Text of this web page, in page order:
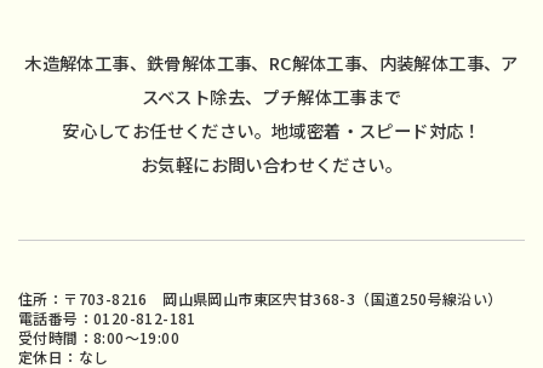
木造解体工事、鉄骨解体工事、RC解体工事、内装解体工事、ア
スベスト除去、プチ解体工事まで
安心してお任せください。地域密着・スピード対応！
お気軽にお問い合わせください。
住所：〒703-8216 岡山県岡山市東区宍甘368-3（国道250号線沿い）
電話番号：0120-812-181
受付時間：8:00〜19:00
定休日：なし